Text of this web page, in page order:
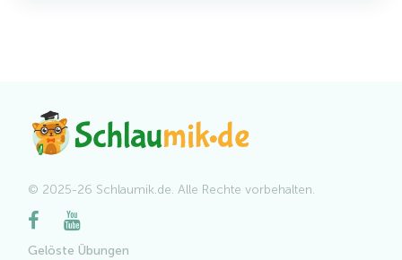
© 2025-26 Schlaumik.de. Alle Rechte vorbehalten.
Gelöste Übungen